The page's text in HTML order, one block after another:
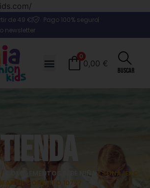
de 49 €
Pago 100% seguro
newsletter
0
0,00 €
Buscar
Tienda
/ COMPLEMENTOS BEBÉ NIÑA
/ SONAJERO
CONEJITO 10727